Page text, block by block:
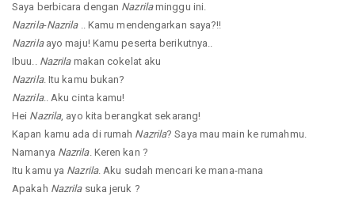
Saya berbicara dengan Nazrilaminggu ini.
Nazrila-Nazrila.. Kamu mendengarkan saya?!!
Nazrilaayo maju! Kamu peserta berikutnya..
Ibuu.. Nazrilamakan cokelat aku
Nazrila. Itu kamu bukan?
Nazrila.. Aku cinta kamu!
Hei Nazrila, ayo kita berangkat sekarang!
Kapan kamu ada di rumah Nazrila? Saya mau main ke rumahmu.
Namanya Nazrila. Keren kan ?
Itu kamu ya Nazrila. Aku sudah mencari ke mana-mana
Apakah Nazrilasuka jeruk ?